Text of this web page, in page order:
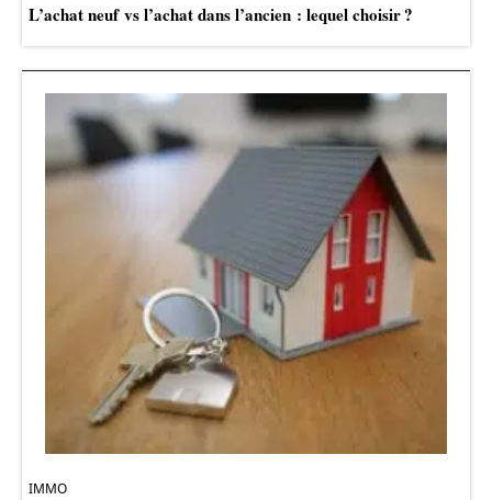
L’achat neuf vs l’achat dans l’ancien : lequel choisir ?
IMMO